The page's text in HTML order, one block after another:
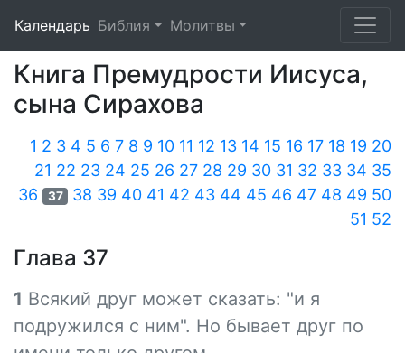
Календарь Библия Молитвы
Книга Премудрости Иисуса,
сына Сирахова
1 2 3 4 5 6 7 8 9 10 11 12 13 14 15 16 17 18 19 20
21 22 23 24 25 26 27 28 29 30 31 32 33 34 35
36 37 38 39 40 41 42 43 44 45 46 47 48 49 50
51 52
Глава 37
1 Всякий друг может сказать: "и я
подружился с ним". Но бывает друг по